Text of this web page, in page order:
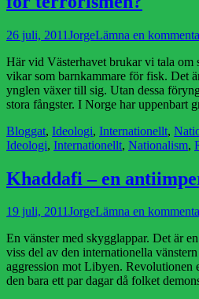
Publicerad
26 juli, 2011 Författare
JorgeLämna en
Här vid Västerhavet brukar vi tala om
vikar som barnkammare för fisk. Det
ynglen växer till sig. Utan dessa
stora fångster. I Norge har uppenbart
Kategorier
Bloggat, Ideologi, Internationellt,
Ideologi, Internationellt, Nationalism,
Khaddafi – en
Publicerad
19 juli, 2011Författare
JorgeLämna en
En vänster med skygglappar. Det är
viss del av den internationella
aggression mot Libyen. Revolutionen
den bara ett par dagar då folket